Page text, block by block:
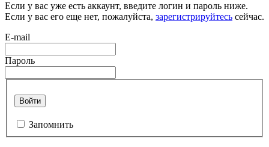
Если у вас уже есть аккаунт, введите логин и пароль ниже.
Если у вас его еще нет, пожалуйста, зарегистрируйтесь сейчас.
E-mail
Пароль
Войти
Запомнить